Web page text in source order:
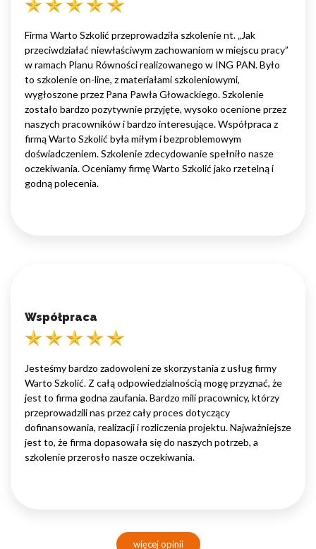
Firma Warto Szkolić przeprowadziła szkolenie nt. „Jak
przeciwdziałać niewłaściwym zachowaniom w miejscu pracy”
w ramach Planu Równości realizowanego w ING PAN. Było
to szkolenie on-line, z materiałami szkoleniowymi,
wygłoszone przez Pana Pawła Głowackiego. Szkolenie
zostało bardzo pozytywnie przyjęte, wysoko ocenione przez
naszych pracowników i bardzo interesujące. Współpraca z
firmą Warto Szkolić była miłym i bezproblemowym
doświadczeniem. Szkolenie zdecydowanie spełniło nasze
oczekiwania. Oceniamy firmę Warto Szkolić jako rzetelną i
godną polecenia.
Współpraca
Jesteśmy bardzo zadowoleni ze skorzystania z usług firmy
Warto Szkolić. Z całą odpowiedzialnością mogę przyznać, że
jest to firma godna zaufania. Bardzo mili pracownicy, którzy
przeprowadzili nas przez cały proces dotyczący
dofinansowania, realizacji i rozliczenia projektu. Najważniejsze
jest to, że firma dopasowała się do naszych potrzeb, a
szkolenie przerosło nasze oczekiwania.
więcej opinii